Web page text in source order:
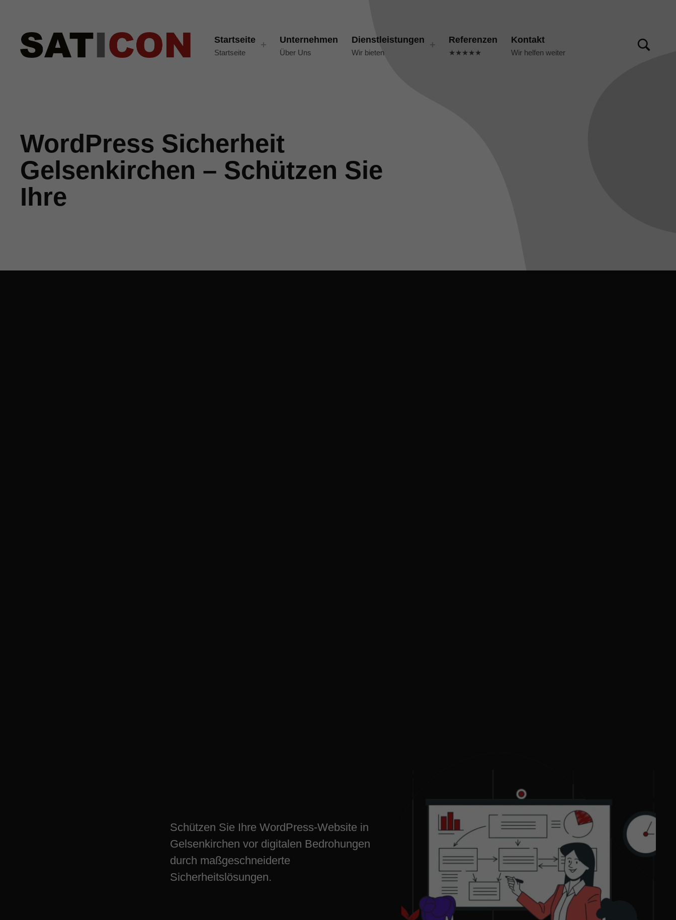
Startseite
Startseite
Unternehmen
Über Uns
Dienstleistungen
Wir bieten
Referenzen
★★★★★
Kontakt
Wir helfen weiter
WordPress Sicherheit
Gelsenkirchen – Schützen Sie
Ihre
Schützen Sie Ihre WordPress-Website in
Gelsenkirchen vor digitalen Bedrohungen
durch maßgeschneiderte
Sicherheitslösungen.